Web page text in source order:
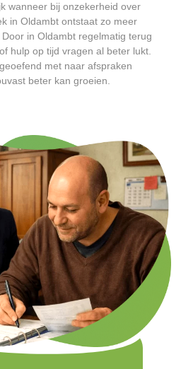
wanneer bij onzekerheid over
in Oldambt ontstaat zo meer
in Oldambt regelmatig terug
hulp op tijd vragen al beter lukt.
met naar afspraken
beter kan groeien.